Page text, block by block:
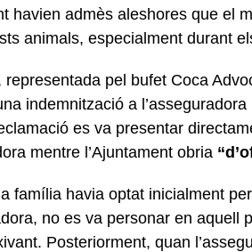
havien admès aleshores que el
animals, especialment durant
representada pel bufet Coca
indemnització a
es va presentar
mentre l’Ajuntament obria
família havia optat inicialment
no es va personar en aquell
Posteriorment, quan